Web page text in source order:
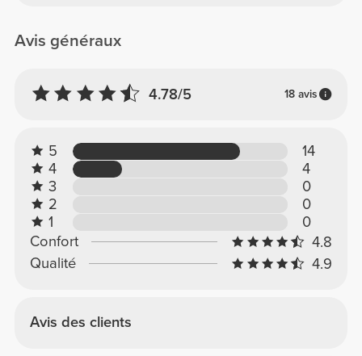
Avis généraux
4.78/5 18 avis
5
14
4
4
3
0
2
0
1
0
Confort
4.8
Qualité
4.9
Avis des clients